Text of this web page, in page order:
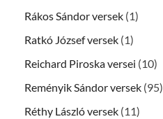
Rákos Sándor versek (1)
Ratkó József versek (1)
Reichard Piroska versei (10)
Reményik Sándor versek (95)
Réthy László versek (11)